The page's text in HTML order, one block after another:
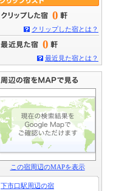
0
クリップした宿とは？
0
最近見た宿とは？
この宿周辺のMAPを表示
下市口駅周辺の宿